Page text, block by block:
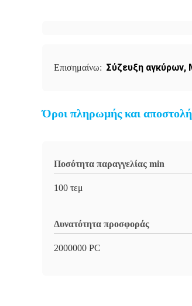
Επισημαίνω: Σύζευξη αγκύρων,
Όροι πληρωμής και
Ποσότητα παραγγελίας min
100 τεμ
Δυνατότητα προσφοράς
2000000 PC